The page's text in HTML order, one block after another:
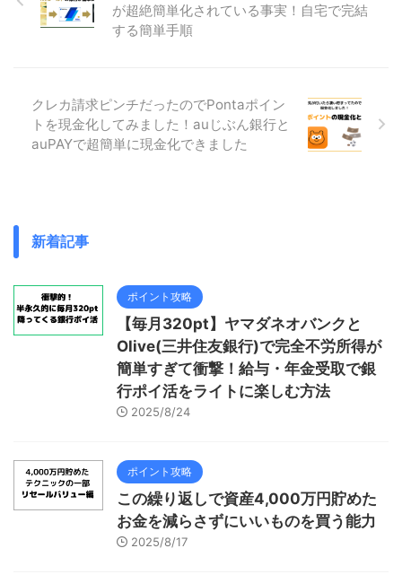
が超絶簡単化されている事実！自宅で完結
する簡単手順
クレカ請求ピンチだったのでPontaポイン
トを現金化してみました！auじぶん銀行と
auPAYで超簡単に現金化できました
新着記事
ポイント攻略
【毎月320pt】ヤマダネオバンクと
Olive(三井住友銀行)で完全不労所得が
簡単すぎて衝撃！給与・年金受取で銀
行ポイ活をライトに楽しむ方法
2025/8/24
ポイント攻略
この繰り返しで資産4,000万円貯めた
お金を減らさずにいいものを買う能力
2025/8/17